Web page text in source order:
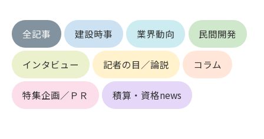
全記事 建設時事 業界動向 民間開発
インタビュー 記者の目／論説 コラム
特集企画／ＰＲ 積算・資格news
第6条（会員の禁止事項）
1. 会員は建設資料館WEB上で以下の行為をしないものとしま
す。
(1) 第三者または管理者の著作権、その他知的所有権を侵害す
る行為
(2) 第三者または管理者の財産、プライバシー等を侵害する行